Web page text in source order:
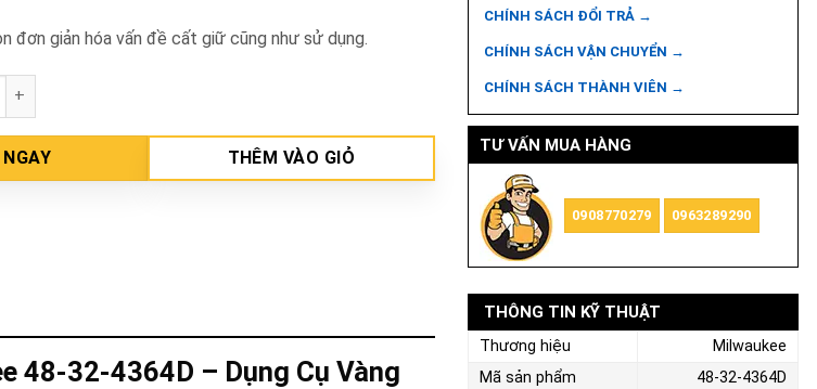
đơn giản hóa vấn đề cất giữ cũng như sử dụng.
đầu vặn vít dài (PH2-110mm) Milwaukee 48-32-4364D số lượng
THÊM VÀO GIỎ
CHÍNH SÁCH ĐỔI TRẢ →
CHÍNH SÁCH VẬN CHUYỂN →
CHÍNH SÁCH THÀNH VIÊN →
TƯ VẤN MUA HÀNG
0908770279 0963289290
48-32-4364D – Dụng Cụ Vàng
THÔNG TIN KỸ THUẬT
Thương hiệu
Milwaukee
Mã sản phẩm
48-32-4364D